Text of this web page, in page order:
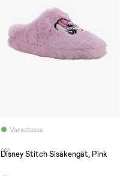
Varastossa
(0)
Disney Stitch Sisäkengät, Pink